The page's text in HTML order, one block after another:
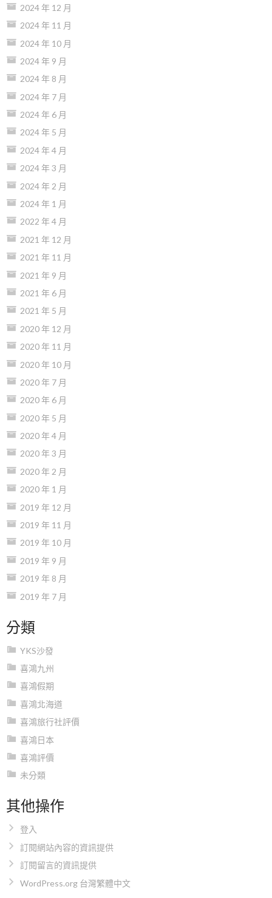
2024 年 12 月
2024 年 11 月
2024 年 10 月
2024 年 9 月
2024 年 8 月
2024 年 7 月
2024 年 6 月
2024 年 5 月
2024 年 4 月
2024 年 3 月
2024 年 2 月
2024 年 1 月
2022 年 4 月
2021 年 12 月
2021 年 11 月
2021 年 9 月
2021 年 6 月
2021 年 5 月
2020 年 12 月
2020 年 11 月
2020 年 10 月
2020 年 7 月
2020 年 6 月
2020 年 5 月
2020 年 4 月
2020 年 3 月
2020 年 2 月
2020 年 1 月
2019 年 12 月
2019 年 11 月
2019 年 10 月
2019 年 9 月
2019 年 8 月
2019 年 7 月
分類
YKS沙發
喜鴻九州
喜鴻假期
喜鴻北海道
喜鴻旅行社評價
喜鴻日本
喜鴻評價
未分類
其他操作
登入
訂閱網站內容的資訊提供
訂閱留言的資訊提供
WordPress.org 台灣繁體中文